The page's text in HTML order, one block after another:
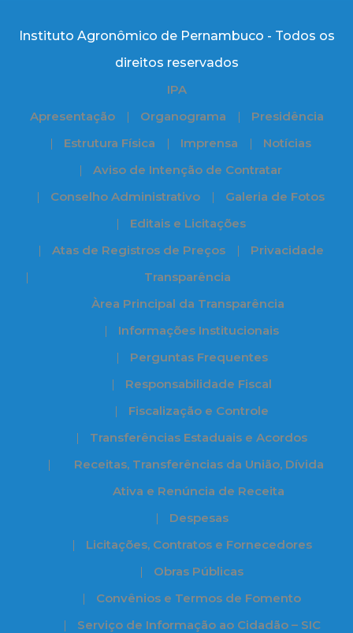
Instituto Agronômico de Pernambuco - Todos os
direitos reservados
IPA
Apresentação
Organograma
Presidência
Estrutura Física
Imprensa
Notícias
Aviso de Intenção de Contratar
Conselho Administrativo
Galeria de Fotos
Editais e Licitações
Atas de Registros de Preços
Privacidade
Transparência
Àrea Principal da Transparência
Informações Institucionais
Perguntas Frequentes
Responsabilidade Fiscal
Fiscalização e Controle
Transferências Estaduais e Acordos
Receitas, Transferências da União, Dívida
Ativa e Renúncia de Receita
Despesas
Licitações, Contratos e Fornecedores
Obras Públicas
Convênios e Termos de Fomento
Serviço de Informação ao Cidadão – SIC